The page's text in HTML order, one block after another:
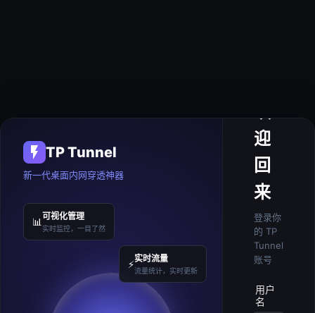
TP Tunnel
新一代桌面内网穿透神器
📊 可视化管理
实时监控，一目了然
⚡实时流量
流量统计，实时更新
迎
回
来
登录你
的 TP
Tunnel
账号
用户
名